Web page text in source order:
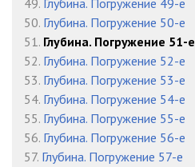
49. Глубина. Погружение 49-е
50. Глубина. Погружение 50-е
51. Глубина. Погружение 51-е
52. Глубина. Погружение 52-е
53. Глубина. Погружение 53-е
54. Глубина. Погружение 54-е
55. Глубина. Погружение 55-е
56. Глубина. Погружение 56-е
57. Глубина. Погружение 57-е